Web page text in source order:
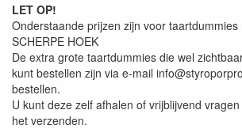
LET OP!
Onderstaande prijzen zijn voor taartdummies
SCHERPE HOEK
De extra grote taartdummies die wel
kunt bestellen zijn via e-mail
bestellen.
U kunt deze zelf afhalen of vrijblijvend
het verzenden.